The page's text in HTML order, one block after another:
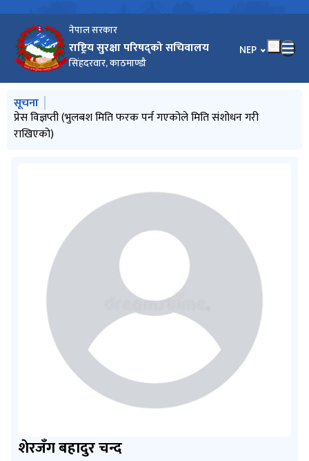
नेपाल सरकार
राष्ट्रिय सुरक्षा परिषद्को सचिवालय
सिंहदरवार, काठमाण्डौ
भाषा चयन गर्नुहोस्
NEP
मुख्य नेभिगेसनमा जानुहोस्
सूचना
प्रेस विज्ञप्ती
प्रेस विज्ञप्ती (भुलबश मिति फरक पर्न गएकोले मिति संशोधन गरी
राखिएको)
प्रेस विज्ञप्ती
प्रेस विज्ञप्ति
शेरजँग बहादुर चन्द